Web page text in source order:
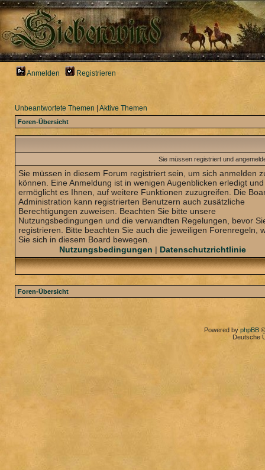
Anmelden Registrieren
Unbeantwortete Themen Aktive Themen
Foren-Übersicht
Sie müssen registriert und
Sie müssen in diesem Forum registriert sein, um sich anmelden
können. Eine Anmeldung ist in wenigen Augenblicken erledigt und
ermöglicht es Ihnen, auf weitere Funktionen zuzugreifen. Die
Administration kann registrierten Benutzern auch zusätzliche
Berechtigungen zuweisen. Beachten Sie bitte unsere
Nutzungsbedingungen und die verwandten Regelungen, bevor
registrieren. Bitte beachten Sie auch die jeweiligen Forenregeln,
Sie sich in diesem Board bewegen.
Nutzungsbedingungen | Datenschutzrichtlinie
Foren-Übersicht
Powered by phpBB
Deutsche